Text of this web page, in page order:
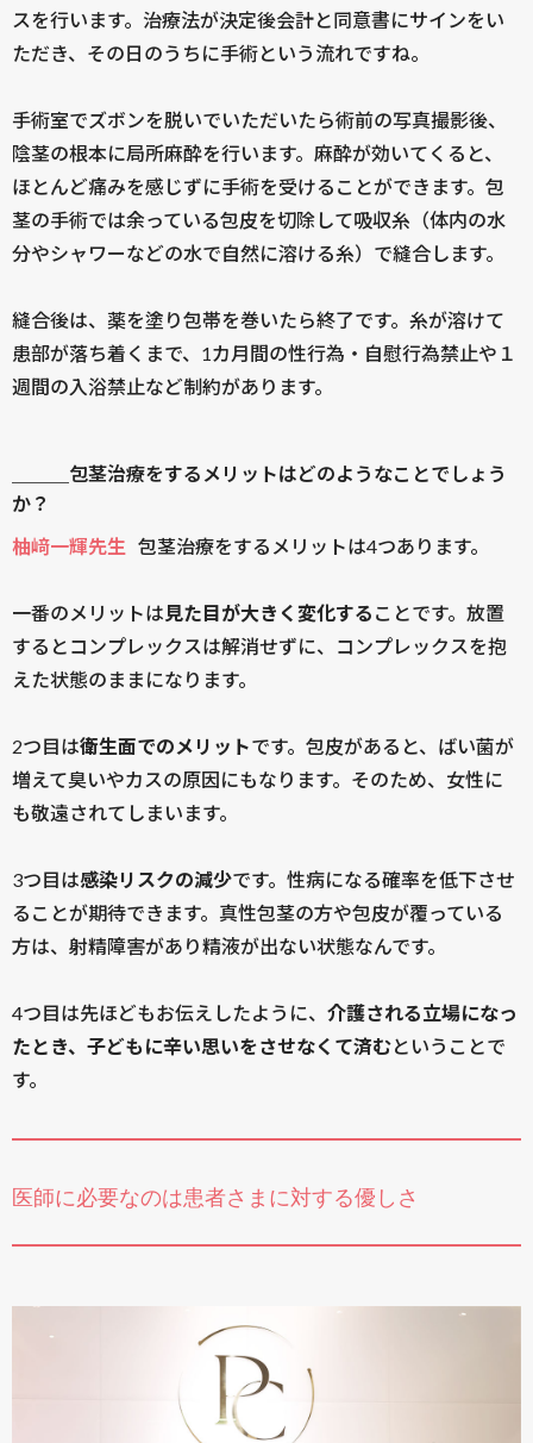
スを行います。治療法が決定後会計と同意書にサインをい
ただき、その日のうちに手術という流れですね。
手術室でズボンを脱いでいただいたら術前の写真撮影後、
陰茎の根本に局所麻酔を行います。麻酔が効いてくると、
ほとんど痛みを感じずに手術を受けることができます。包
茎の手術では余っている包皮を切除して吸収糸（体内の水
分やシャワーなどの水で自然に溶ける糸）で縫合します。
縫合後は、薬を塗り包帯を巻いたら終了です。糸が溶けて
患部が落ち着くまで、1カ月間の性行為・自慰行為禁止や１
週間の入浴禁止など制約があります。
＿＿＿包茎治療をするメリットはどのようなことでしょう
か？
柚﨑一輝先生 包茎治療をするメリットは4つあります。
一番のメリットは 見た目が大きく変化する ことです。放置
するとコンプレックスは解消せずに、コンプレックスを抱
えた状態のままになります。
2つ目は衛生面でのメリットです。包皮があると、ばい菌が
増えて臭いやカスの原因にもなります。そのため、女性に
も敬遠されてしまいます。
3つ目は感染リスクの減少です。性病になる確率を低下させ
ることが期待できます。真性包茎の方や包皮が覆っている
方は、射精障害があり精液が出ない状態なんです。
4つ目は先ほどもお伝えしたように、 介護される立場になっ
たとき、子どもに辛い思いをさせなくて済むということで
す。
医師に必要なのは患者さまに対する優しさ